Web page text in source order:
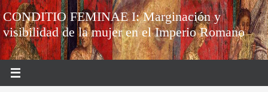
CONDITIO FEMINAE I: Marginación y
visibilidad de la mujer en el Imperio Romano